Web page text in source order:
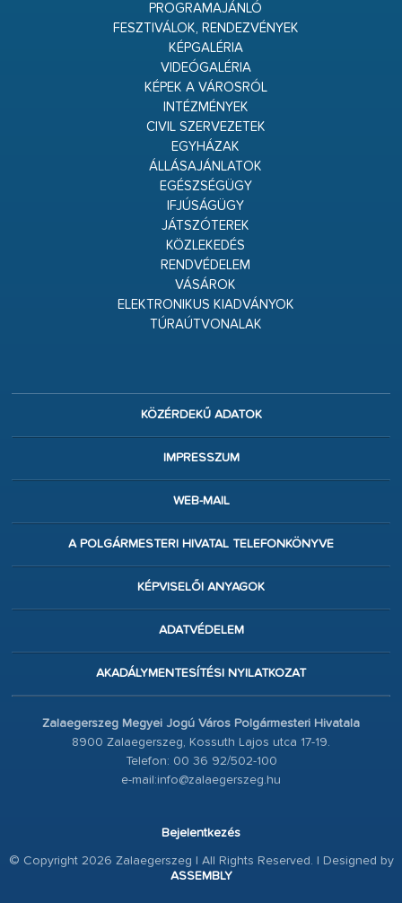
PROGRAMAJÁNLÓ
FESZTIVÁLOK, RENDEZVÉNYEK
KÉPGALÉRIA
VIDEÓGALÉRIA
KÉPEK A VÁROSRÓL
INTÉZMÉNYEK
CIVIL SZERVEZETEK
EGYHÁZAK
ÁLLÁSAJÁNLATOK
EGÉSZSÉGÜGY
IFJÚSÁGÜGY
JÁTSZÓTEREK
KÖZLEKEDÉS
RENDVÉDELEM
VÁSÁROK
ELEKTRONIKUS KIADVÁNYOK
TÚRAÚTVONALAK
KÖZÉRDEKŰ ADATOK
IMPRESSZUM
WEB-MAIL
A POLGÁRMESTERI HIVATAL TELEFONKÖNYVE
KÉPVISELŐI ANYAGOK
ADATVÉDELEM
AKADÁLYMENTESÍTÉSI NYILATKOZAT
Zalaegerszeg Megyei Jogú Város Polgármesteri Hivatala
8900 Zalaegerszeg, Kossuth Lajos utca 17-19.
Telefon: 00 36 92/502-100
e-mail:info@zalaegerszeg.hu
Bejelentkezés
© Copyright 2026 Zalaegerszeg | All Rights Reserved. | Designed by
ASSEMBLY